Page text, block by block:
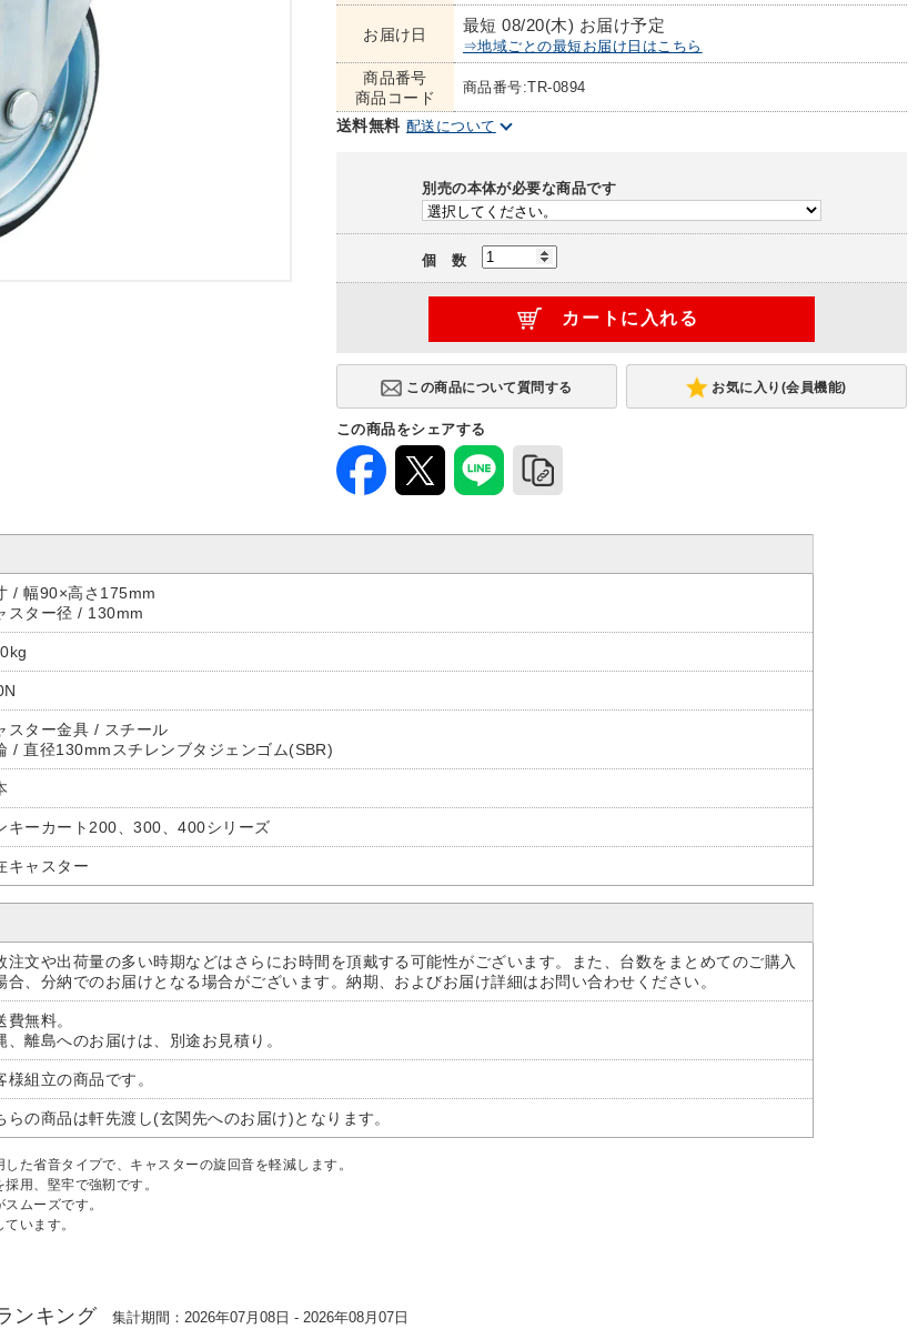
お届け日 最短 08/20(木) お届け予定
⇒地域ごとの最短お届け日はこちら
商品番号
商品コード
商品番号:TR-0894
送料無料 配送について
別売の本体が必要な商品です
個 数
お気に入り(会員機能)
この商品をシェアする
/ 幅90×高さ175mm
スター径 / 130mm
スター金具 / スチール
/ 直径130mmスチレンブタジェンゴム(SBR)
キーカート200、300、400シリーズ
キャスター
注文や出荷量の多い時期などはさらにお時間を頂戴する可能性がございます。また、台数をまとめてのご購入
合、分納でのお届けとなる場合がございます。納期、およびお届け詳細はお問い合わせください。
費無料。
、離島へのお届けは、別途お見積り。
様組立の商品です。
らの商品は軒先渡し(玄関先へのお届け)となります。
た省音タイプで、キャスターの旋回音を軽減します。
用、堅牢で強靭です。
ムーズです。
います。
ンキング 集計期間：2026年07月08日 - 2026年08月07日